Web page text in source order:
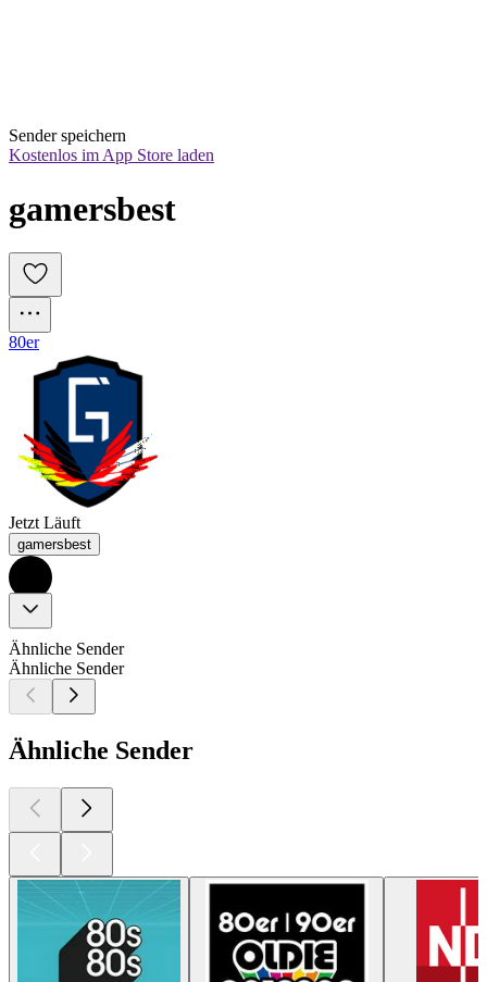
Sender speichern
Kostenlos im App Store laden
gamersbest
80er
Jetzt Läuft
gamersbest
Ähnliche Sender
Ähnliche Sender
Ähnliche Sender